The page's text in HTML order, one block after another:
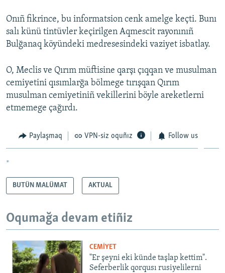
Onıñ fikrince, bu informatsion cenk amelge keçti. Bunı
salı künü tintüvler keçirilgen Aqmescit rayonınıñ
Bulğanaq köyündeki medresesindeki vaziyet isbatlay.
O, Meclis ve Qırım müftisine qarşı çıqqan ve musulman
cemiyetini qısımlarğa bölmege tırışqan Qırım
musulman cemiyetiniñ vekillerini böyle areketlerni
etmemege çağırdı.
Paylaşmaq VPN-siz oquñız Follow us
*
BUTÜN MALÜMAT AKTUAL
Oqumağa devam etiñiz
CEMİYET
"Er şeyni eki künde taşlap kettim".
Seferberlik qorqusı rusiyelilerni